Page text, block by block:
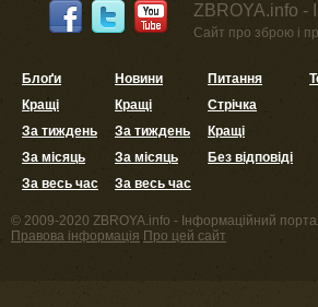
ZBROYA.info -
Сайт про зброю і
Блоґи
Кращі
За тиждень
За місяць
За весь час
Новини
Кращі
За тиждень
За місяць
За весь час
Питання
Стрічка
Кращі
Без відповіді
© 2009-2020 ZBROYA.info - Інформаційний
Правова інформація Про цей сайт